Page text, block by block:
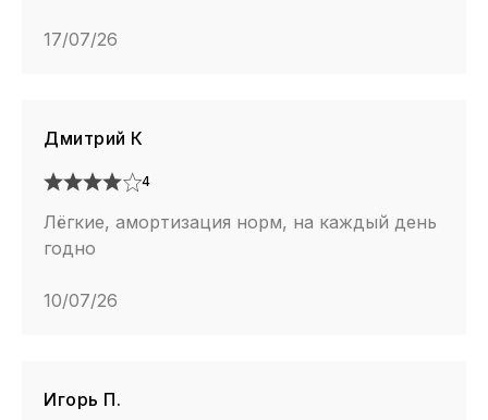
17/07/26
Дмитрий К
4
Лёгкие, амортизация норм, на каждый день
годно
10/07/26
Игорь П.